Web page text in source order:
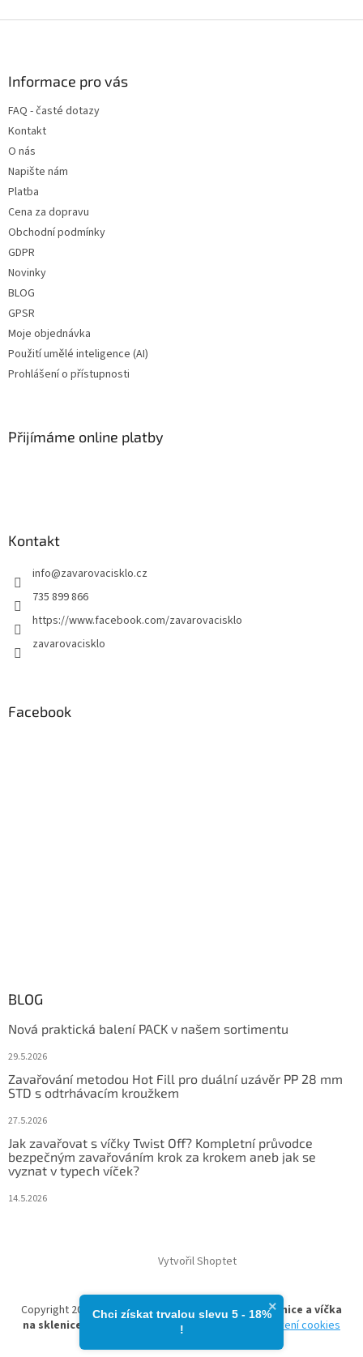
Informace pro vás
FAQ - časté dotazy
Kontakt
O nás
Napište nám
Platba
Cena za dopravu
Obchodní podmínky
GDPR
Novinky
BLOG
GPSR
Moje objednávka
Použití umělé inteligence (AI)
Prohlášení o přístupnosti
Přijímáme online platby
Kontakt
info@zavarovacisklo.cz
735 899 866
https://www.facebook.com/zavarovacisklo
zavarovacisklo
Facebook
BLOG
Nová praktická balení PACK v našem sortimentu
29.5.2026
Zavařování metodou Hot Fill pro duální uzávěr PP 28 mm
STD s odtrhávacím kroužkem
27.5.2026
Jak zavařovat s víčky Twist Off? Kompletní průvodce
bezpečným zavařováním krok za krokem aneb jak se
vyznat v typech víček?
14.5.2026
Vytvořil Shoptet
Copyright 2026zavarovacisklo.cz | Zavařovací sklenice a víčka
na sklenice
. Všechna práva vyhrazena. Upravit nastavení cookies
×
Chci získat trvalou slevu 5 - 18%​
!